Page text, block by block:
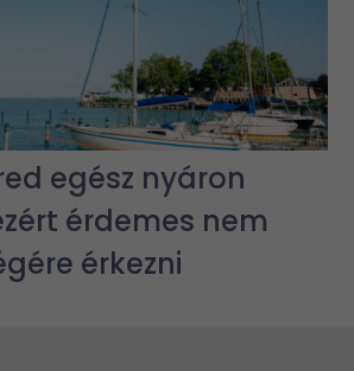
egész nyáron
érdemes nem
érkezni